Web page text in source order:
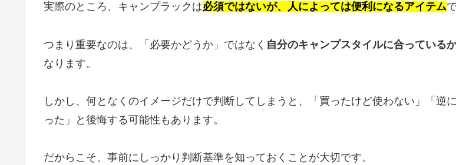
実際のところ、キャンプラックは必須ではないが、人によっては便利になるアイテム
つまり重要なのは、「必要かどうか」ではなく 自分のキャンプスタイルに合っている
なります。
しかし、何となくのイメージだけで判断してしまうと、「買ったけど使わない」「逆
った」と後悔する可能性もあります。
だからこそ、事前にしっかり判断基準を知っておくことが大切です。